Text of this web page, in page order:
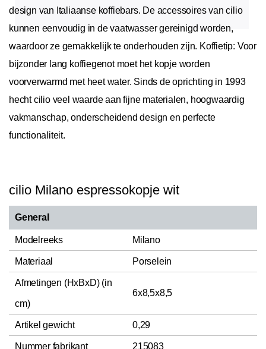
design van Italiaanse koffiebars. De accessoires van cilio
kunnen eenvoudig in de vaatwasser gereinigd worden,
waardoor ze gemakkelijk te onderhouden zijn. Koffietip: Voor
bijzonder lang koffiegenot moet het kopje worden
voorverwarmd met heet water. Sinds de oprichting in 1993
hecht cilio veel waarde aan fijne materialen, hoogwaardig
vakmanschap, onderscheidend design en perfecte
functionaliteit.
cilio Milano espressokopje wit
General
Modelreeks Milano
Materiaal Porselein
Afmetingen (HxBxD) (in
cm)
6x8,5x8,5
Artikel gewicht 0,29
Nummer fabrikant 215083